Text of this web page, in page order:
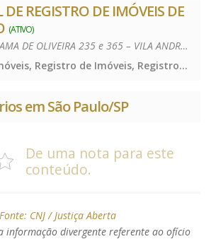
DE REGISTRO DE IMÓVEIS DE
(ATIVO)
RUA NELSON GAMA DE OLIVEIRA 235 e 365 – VILA ANDRADE – 05734-150
Registro de Imóveis, Registro de Imóveis, Registro de Imóveis
em São Paulo/SP
De uma nota para este
conteúdo.
Fonte: CNJ / Justiça Aberta
informação divergente referente ao ofício